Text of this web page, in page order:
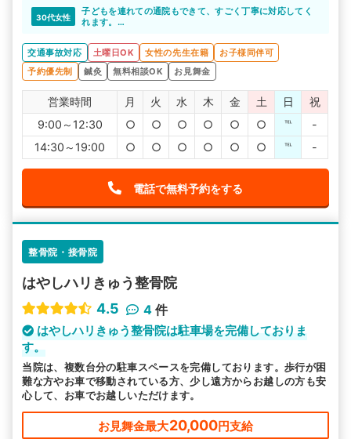
30代女性
子どもを連れての通院もできて、すごく丁寧に対応してく
れます。
交通事故対応
土曜日OK 女性の先生在籍
お子様同伴可
予約優先制
鍼灸 無料相談OK お見舞金
営業時間 月 火 水 木 金 土 日
祝
9:00～12:30
○ ○ ○ ○ ○ ○ ℡
-
14:30～19:00
○ ○ ○ ○ ○ ○ ℡ -
電話で無料予約をする
整骨院・接骨院
はやしハリきゅう整骨院
4.5
4 件
はやしハリきゅう整骨院は駐車場を完備しておりま
す。
当院は、複数台分の駐車スペースを完備しております。歩行が困
難な方やお車で移動されている方、少し遠方からお越しの方も安
心して、お車でお越しいただけます。
お見舞金最大20,000円支給